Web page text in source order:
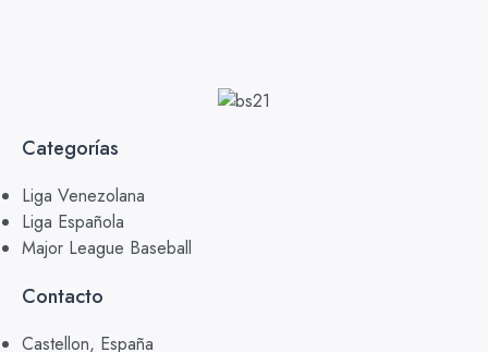
Categorías
Liga Venezolana
Liga Española
Major League Baseball
Contacto
Castellon, España